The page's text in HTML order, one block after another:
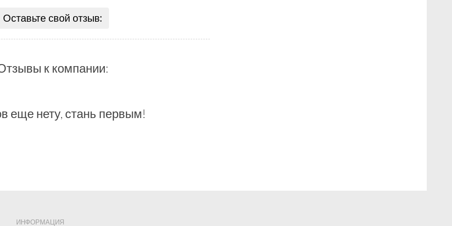
Оставьте свой отзыв:
к компании:
еще нету, стань первым!
ИНФОРМАЦИЯ